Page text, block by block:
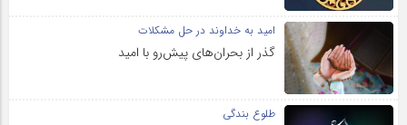
امید به خداوند در حل مشکلات
گذر از بحران‌های پیش‌رو با امید
طلوع بندگی